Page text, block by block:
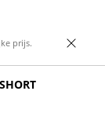
prijs.